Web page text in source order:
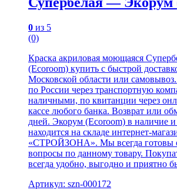
0 из 5
(0)
Краска акриловая моющаяся
(Ecoroom) купить с быстрой
Московской области или
по России через транспортную
наличными, по квитанции через
кассе любого банка. Возврат или
дней. Экорум (Ecoroom) в наличие
находится на складе интернет-
«СТРОЙЗОНА». Мы всегда готовы
вопросы по данному товару.
всегда удобно, выгодно и приятно
Артикул: szn-000172